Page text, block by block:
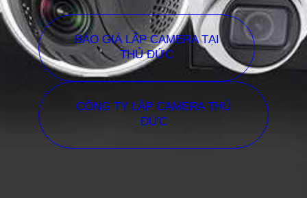
BÁO GIÁ LẮP CAMERA TẠI
THỦ ĐỨC
CÔNG TY LẮP CAMERA THỦ
ĐỨC